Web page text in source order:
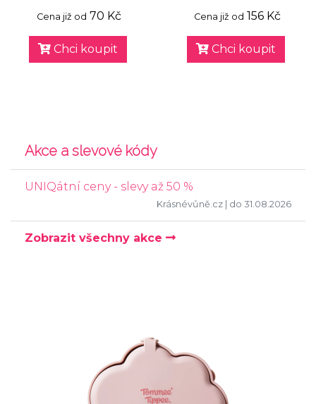
Cena již od 70 Kč
Chci koupit
Cena již od 156 Kč
Chci koupit
Akce a slevové kódy
UNIQátní ceny - slevy až 50 %
Krásnévůně.cz | do 31.08.2026
Zobrazit všechny akce